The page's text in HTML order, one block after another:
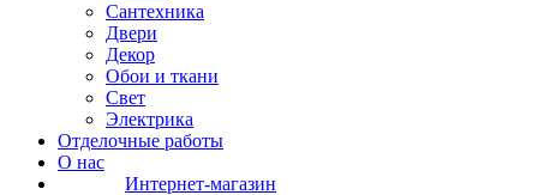
Сантехника
Двери
Декор
Обои и ткани
Свет
Электрика
Отделочные работы
О нас
Интернет-магазин